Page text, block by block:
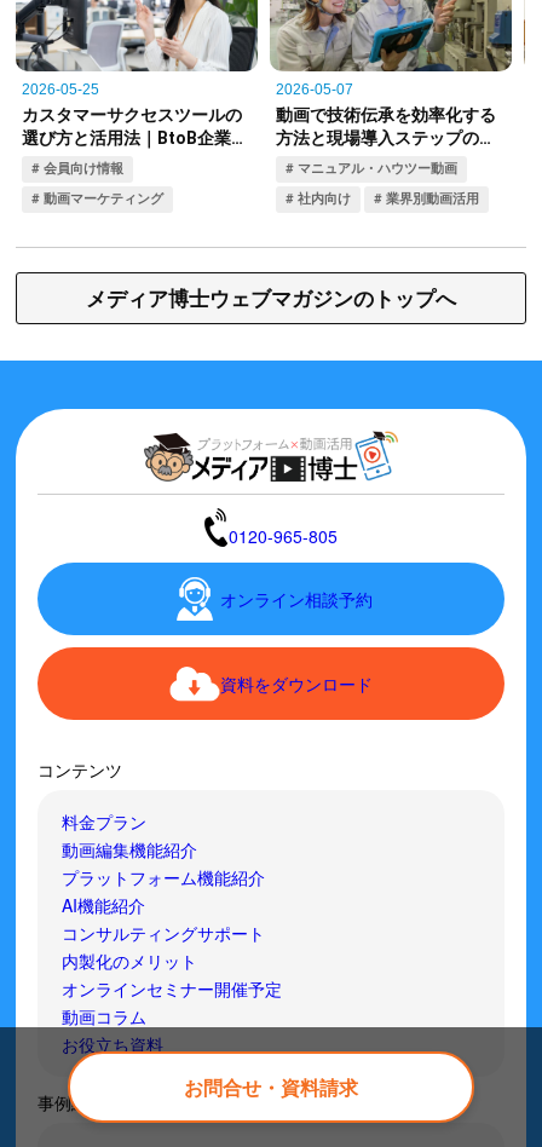
メディア博士ウェブマガジンのトップへ
お問合せ・資料請求
0120-965-805
オンライン相談予約
資料をダウンロード
コンテンツ
料金プラン
動画編集機能紹介
プラットフォーム機能紹介
AI機能紹介
コンサルティングサポート
内製化のメリット
オンラインセミナー開催予定
動画コラム
お役立ち資料
事例紹介